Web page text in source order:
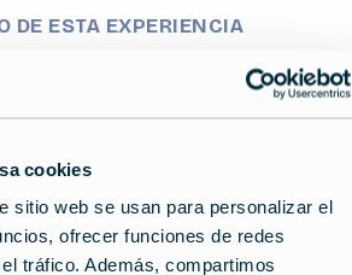
cookies
sitio web se usan para personalizar el
ofrecer funciones de redes
tráfico. Además, compartimos
DE ESTA EXPERIENCIA
MapLibre